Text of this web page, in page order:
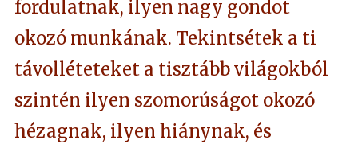
fordulatnak, ilyen nagy gondot
okozó munkának. Tekintsétek a ti
távolléteteket a tisztább világokból
szintén ilyen szomorúságot okozó
hézagnak, ilyen hiánynak, és